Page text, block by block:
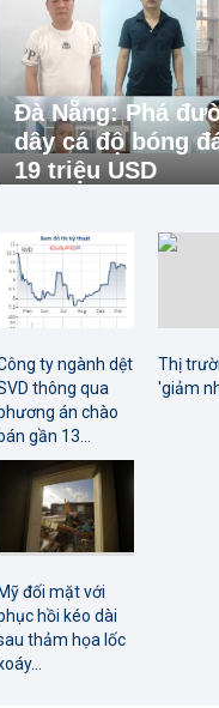
Đà Nẵng: Phá
dây cá độ bóng
19 triệu USD
ty ngành dệt
thông qua
án chào
bán gần 13...
Thị
'giảm
Mỹ đối mặt với
hồi kéo dài
thảm họa lốc